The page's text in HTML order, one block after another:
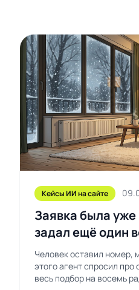
Кейсы ИИ на сайте
Заявка была
задал ещё один
заказ
Человек оставил номер,
этого агент спросил
весь подбор на восемь